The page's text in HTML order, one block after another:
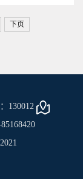
下页
130012